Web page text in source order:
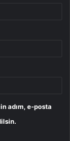
adım, e-posta